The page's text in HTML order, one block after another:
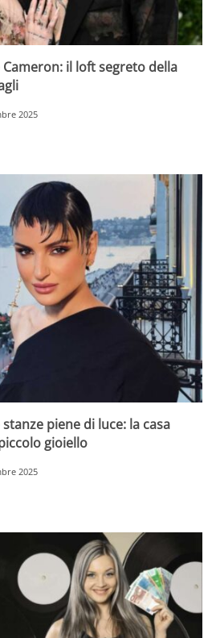
il loft segreto della
2025
piene di luce: la casa
gioiello
2025